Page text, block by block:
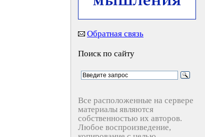
Обратная связь
Поиск по сайту
Все расположенные на сервере
материалы являются
собственностью их авторов.
Любое воспроизведение,